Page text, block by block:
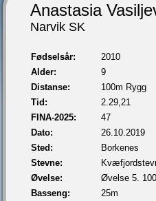
Anastasia
Narvik SK
Fødselsår:
2010
Alder:
9
Distanse:
100m Rygg
Tid:
2.29,21
FINA-2025:
47
Dato:
26.10.2019
Sted:
Borkenes
Stevne:
Øvelse:
Øvelse 5.
Basseng:
25m